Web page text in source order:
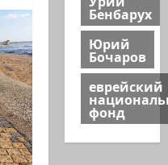
Бенбарух
Юрий
Бочаров
еврейский
фонд